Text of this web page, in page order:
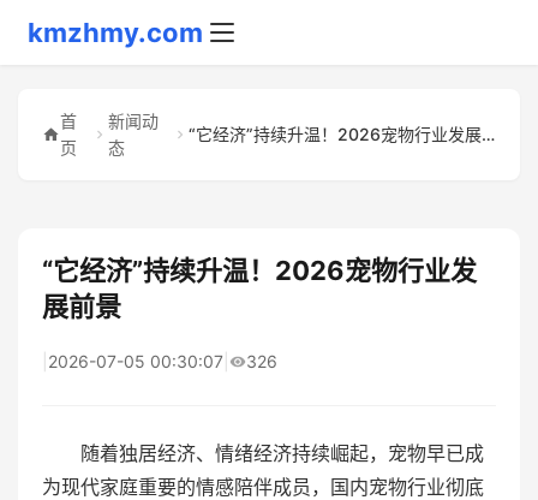
kmzhmy.com
首
页
新闻动
态
“它经济”持续升温！2026宠物行业发展前景
“它经济”持续升温！2026宠物行业发
展前景
2026-07-05 00:30:07 326
随着独居经济、情绪经济持续崛起，宠物早已成
为现代家庭重要的情感陪伴成员，国内宠物行业彻底